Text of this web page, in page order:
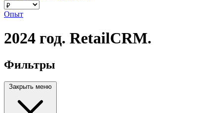
Опыт
2024 год. RetailCRM.
Фильтры
Закрыть меню